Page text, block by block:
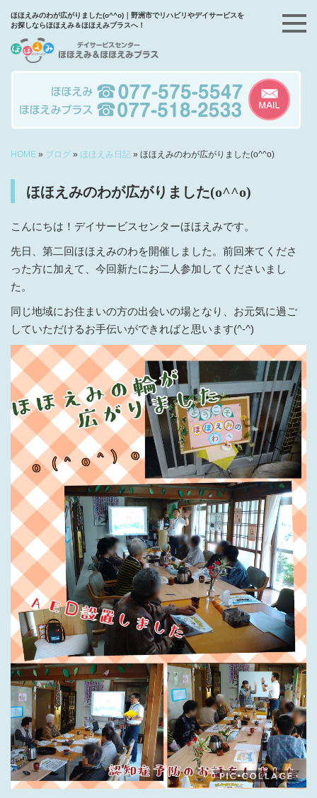
ほほえみのわが広がりました(o^^o)｜野洲市でリハビリやデイサービスを
お探しならほほえみ＆ほほえみプラスへ！
HOME » ブログ » ほほえみ日記 » ほほえみのわが広がりました(o^^o)
ほほえみのわが広がりました(o^^o)
こんにちは！デイサービスセンターほほえみです。
先日、第二回ほほえみのわを開催しました。前回来てくださ
った方に加えて、今回新たにお二人参加してくださいまし
た。
同じ地域にお住まいの方の出会いの場となり、お元気に過ご
していただけるお手伝いができればと思います(^-^)